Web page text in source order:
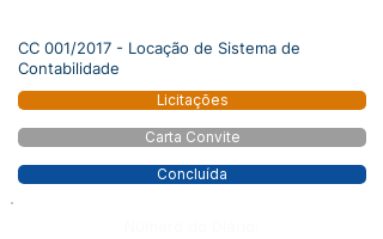
CC 001/2017 - Locação de Sistema de
Contabilidade
Licitações
Carta Convite
Concluída